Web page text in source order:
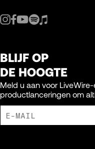
BLIJF OP
DE HOOGTE
Meld u aan voor
productlanceringen om